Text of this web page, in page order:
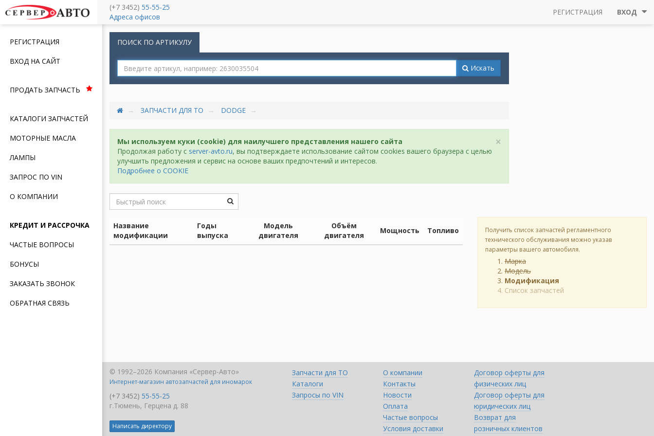
Меню
РЕГИСТРАЦИЯ
ВХОД НА САЙТ
ПРОДАТЬ ЗАПЧАСТЬ
КАТАЛОГИ ЗАПЧАСТЕЙ
МОТОРНЫЕ МАСЛА
ЛАМПЫ
ЗАПРОС ПО VIN
О КОМПАНИИ
КРЕДИТ И РАССРОЧКА
ЧАСТЫЕ ВОПРОСЫ
БОНУСЫ
ЗАКАЗАТЬ ЗВОНОК
ОБРАТНАЯ СВЯЗЬ
(+7 3452) 55-55-25
Адреса офисов
РЕГИСТРАЦИЯ ВХОД
ПОИСК ПО АРТИКУЛУ
Искать
ЗАПЧАСТИ ДЛЯ ТО DODGE
×
Мы используем куки (cookie) для наилучшего представления нашего сайта
Продолжая работу с server-avto.ru, вы подтверждаете использование сайтом cookies вашего браузера с целью
улучшить предложения и сервис на основе ваших предпочтений и интересов.
Подробнее о COOKIE
Получить список запчастей регламентного
технического обслуживания можно указав
параметры вашего автомобиля.
Марка
Модель
Модификация
Список запчастей
Название
модификации
Годы
выпуска
Модель
двигателя
Объём
двигателя
Мощность Топливо
Запчасти для ТО
Каталоги
Запросы по VIN
О компании
Контакты
Новости
Оплата
Частые вопросы
Условия доставки
Договор оферты для
физических лиц
Договор оферты для
юридических лиц
Возврат для
розничных клиентов
© 1992–2026 Компания «Сервер-Авто»
Интернет-магазин автозапчастей для иномарок
(+7 3452) 55-55-25
г.Тюмень, Герцена д. 88
Написать директору